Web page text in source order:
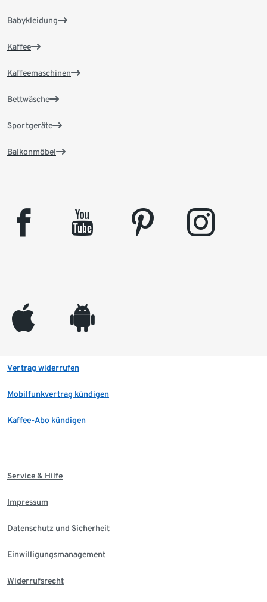
Babykleidung
Kaffee
Kaffeemaschinen
Bettwäsche
Sportgeräte
Balkonmöbel
facebook youtube pinterest instagram
appleinc android
Vertrag widerrufen
Mobilfunkvertrag kündigen
Kaffee-Abo kündigen
Service & Hilfe
Impressum
Datenschutz und Sicherheit
Einwilligungsmanagement
Widerrufsrecht